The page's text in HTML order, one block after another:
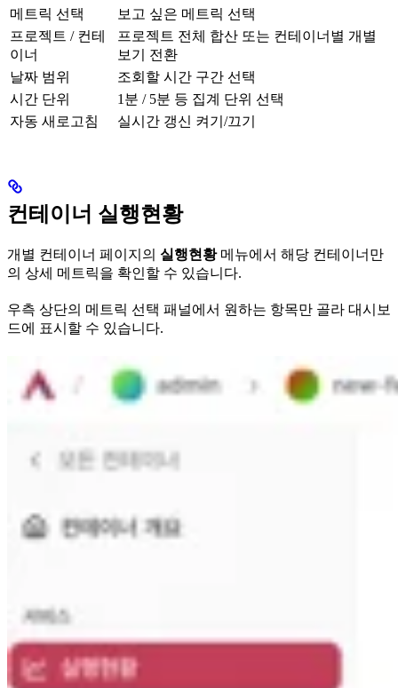
메트릭 선택
보고 싶은 메트릭 선택
프로젝트 / 컨테
이너
프로젝트 전체 합산 또는 컨테이너별 개별
보기 전환
날짜 범위
조회할 시간 구간 선택
시간 단위
1분 / 5분 등 집계 단위 선택
자동 새로고침
실시간 갱신 켜기/끄기
컨테이너 실행현황
개별 컨테이너 페이지의 실행현황메뉴에서 해당 컨테이너만
의 상세 메트릭을 확인할 수 있습니다.
우측 상단의 메트릭 선택 패널에서 원하는 항목만 골라 대시보
드에 표시할 수 있습니다.